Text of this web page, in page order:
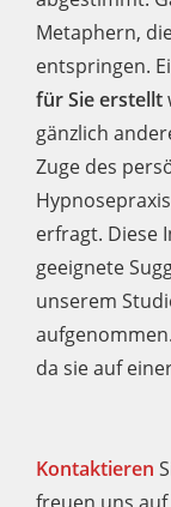
Metaphern,
entspringen.
für Sie erstellt
gänzlich
Zuge des
erfragt. Diese
geeignete
unserem
da sie auf
Kontaktieren